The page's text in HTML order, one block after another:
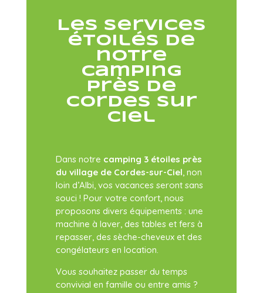
Les services
étoilés de
notre
camping
près de
Cordes sur
Ciel
Dans notre camping 3 étoiles près
du village de Cordes-sur-Ciel , non
loin d’Albi, vos vacances seront sans
souci ! Pour votre confort, nous
proposons divers équipements : une
machine à laver, des tables et fers à
repasser, des sèche-cheveux et des
congélateurs en location.
Vous souhaitez passer du temps
convivial en famille ou entre amis ?